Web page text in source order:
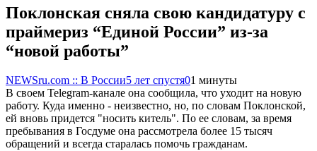
Поклонская сняла свою кандидатуру с
праймериз “Единой России” из-за
“новой работы”
NEWSru.com :: В России5 лет спустя01 минуты
В своем Telegram-канале она сообщила, что уходит на новую
работу. Куда именно - неизвестно, но, по словам Поклонской,
ей вновь придется "носить китель". По ее словам, за время
пребывания в Госдуме она рассмотрела более 15 тысяч
обращений и всегда старалась помочь гражданам.